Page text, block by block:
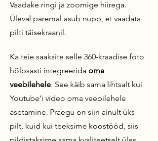
Vaadake ringi ja zoomige hiirega.
Üleval paremal asub nupp, et vaadata
pilti täisekraanil.
Ka teie saaksite selle 360-kraadise foto
hõlbsasti integreerida oma
veebilehele. See käib sama lihtsalt kui
Youtube'i video oma veebilehele
asetamine. Praegu on siin ainult üks
pilt, kuid kui teeksime koostööd, siis